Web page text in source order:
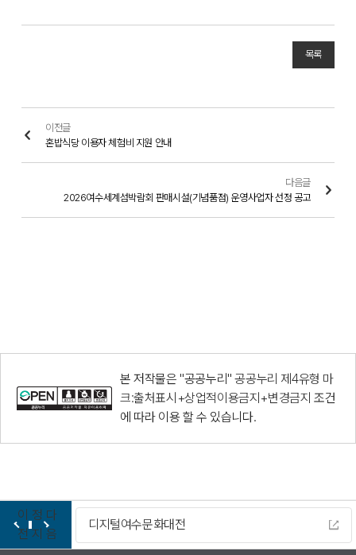
목록
이전글
혼밥식당 이용자 체험비 지원 안내
다음글
2026여수세계섬박람회 판매시설(기념품점) 운영사업자 선정 공고
본 저작물은 "공공누리"공공누리 제4유형 마
크:출처표시+상업적이용금지+변경금지 조건
에 따라 이용 할 수 있습니다.
이
전
정
지
다
음
디지털여수문화대전